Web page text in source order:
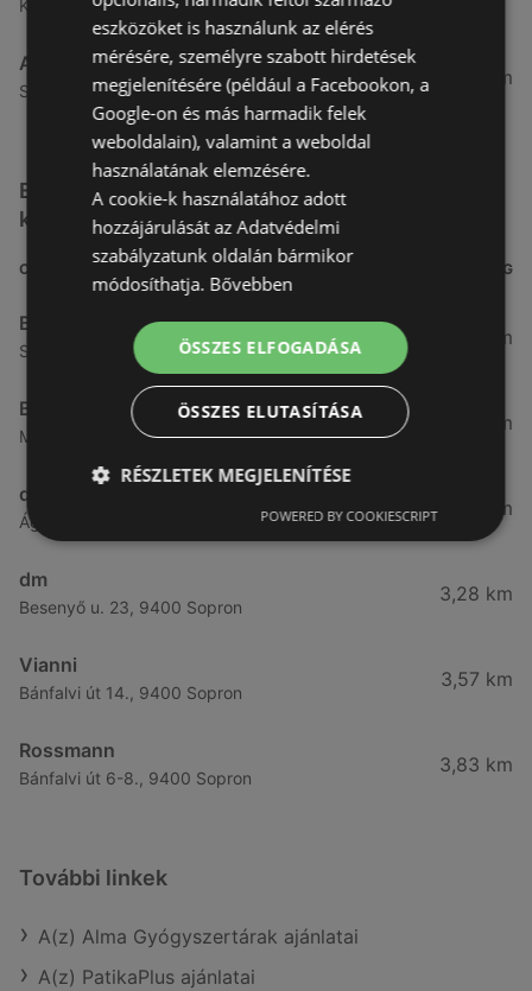
Kertekalja u. 1, 9437 Hegykő
Alma Gyógyszertárak
Szabadság u. 31, 9431 Fertőd
27,8 km
Egyéb Kozmetikumok és Drogéria üzletek a
közelben
CÍM TÁVOLSÁG
Benu Gyógyszertárak
Soproni utca 18., 9423 Ágfalva
0,27 km
Benu Gyógyszertárak
Malompatak U.10, 9400 Sopron
2,55 km
dm
Ágfalvi út 4, 9400, 9400 Sopron
3,26 km
dm
Besenyő u. 23, 9400 Sopron
3,28 km
Vianni
Bánfalvi út 14., 9400 Sopron
3,57 km
Rossmann
Bánfalvi út 6-8., 9400 Sopron
3,83 km
További linkek
A(z) Alma Gyógyszertárak ajánlatai
A(z) PatikaPlus ajánlatai
eszközöket is használunk az elérés
mérésére, személyre szabott hirdetések
megjelenítésére (például a Facebookon, a
Google-on és más harmadik felek
weboldalain), valamint a weboldal
használatának elemzésére.
A cookie-k használatához adott
hozzájárulását az Adatvédelmi
szabályzatunk oldalán bármikor
módosíthatja. Bővebben
ÖSSZES ELFOGADÁSA
ÖSSZES ELUTASÍTÁSA
RÉSZLETEK MEGJELENÍTÉSE
POWERED BY COOKIESCRIPT